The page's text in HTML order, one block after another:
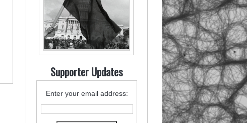
Supporter Updates
Enter your email address: